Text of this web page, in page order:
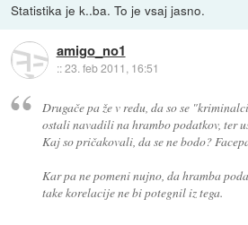
Statistika je k..ba. To je vsaj jasno.
amigo_no1
::23. feb 2011, 16:51
Drugače pa že v redu, da so se
ostali navadili na hrambo podatkov, ter
Kaj so pričakovali, da se ne bodo?
Kar pa ne pomeni nujno, da hramba
take korelacije ne bi potegnil iz tega.